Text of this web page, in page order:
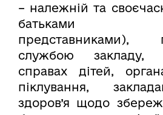
– належній та
батьками
представниками),
службою
справах дітей,
піклування,
здоров’я щодо